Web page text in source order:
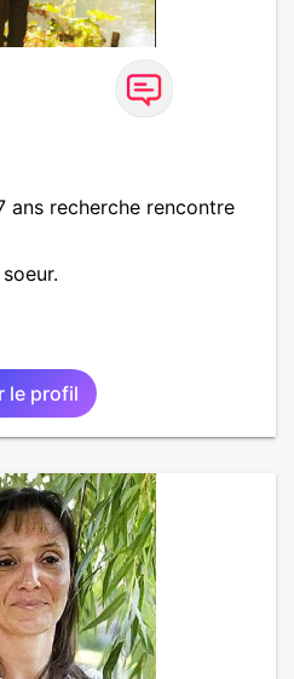
ans recherche rencontre
le profil